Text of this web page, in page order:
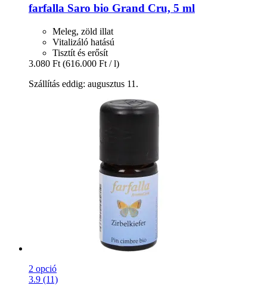
farfalla Saro bio Grand Cru, 5 ml
Meleg, zöld illat
Vitalizáló hatású
Tisztít és erősít
3.080 Ft (616.000 Ft / l)
Szállítás eddig: augusztus 11.
2 opció
3.9 (11)